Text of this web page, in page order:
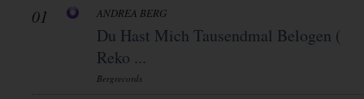
01 ANDREA BERG
Du Hast Mich Tausendmal Belogen (
Reko ...
Bergrecords